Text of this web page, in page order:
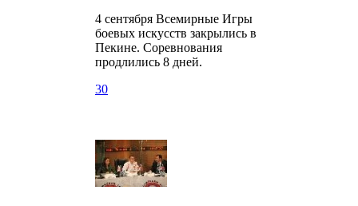
4 сентября Всемирные Игры
боевых искусств закрылись в
Пекине. Соревнования
продлились 8 дней.
30